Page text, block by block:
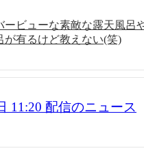
ービューな素敵な露天風呂
が有るけど教えない(笑)
11:20 配信のニュース